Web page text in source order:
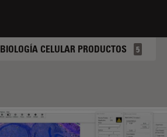
BIOLOGÍA CELULAR PRODUCTOS 5